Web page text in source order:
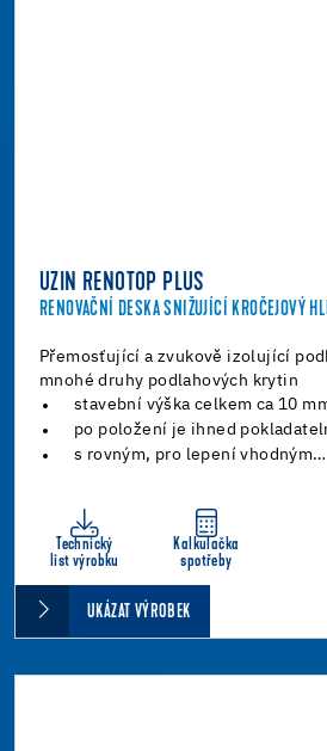
UZIN RENOTOP PLUS
RENOVAČNÍ DESKA SNIŽUJÍCÍ KROČEJOVÝ
Přemosťující a zvukově izolující
mnohé druhy podlahových krytin
stavební výška celkem ca 10
po položení je ihned
s rovným, pro lepení vhodným…
Technický
list výrobku
Kalkulačka
spotřeby
UKÁZAT VÝROBEK